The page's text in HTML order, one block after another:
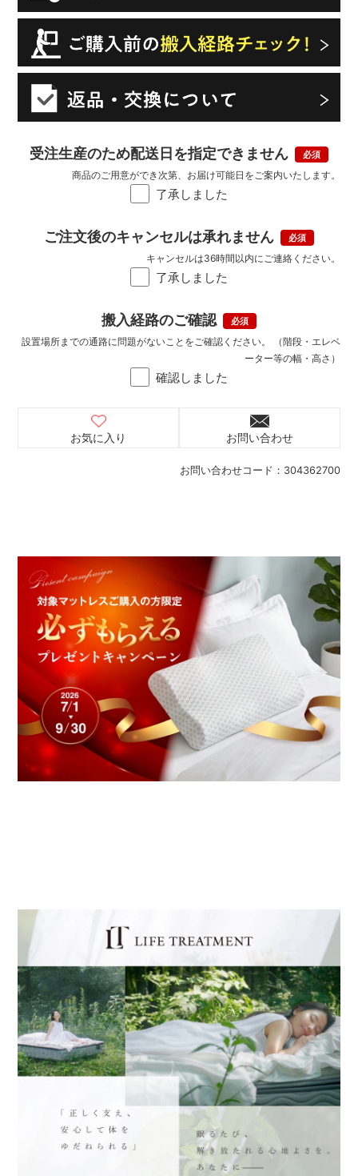
お問い合わせコード： 304362700
受注生産のため配送日を指定できません
了承しました
商品のご用意ができ次第、お届け可能日をご案内いたします。
ご注文後のキャンセルは承れません
了承しました
キャンセルは36時間以内にご連絡ください。
搬入経路のご確認
確認しました
設置場所までの通路に問題がないことをご確認ください。 （階段・エレベ
ーター等の幅・高さ）
お気に入り お問い合わせ